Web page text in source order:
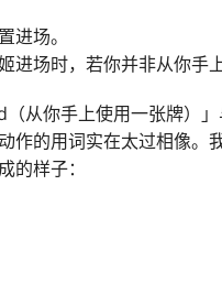
进场。
进场时，若你并非从你手
从你手上使用一张牌
作的用词实在太过相像
的样子：